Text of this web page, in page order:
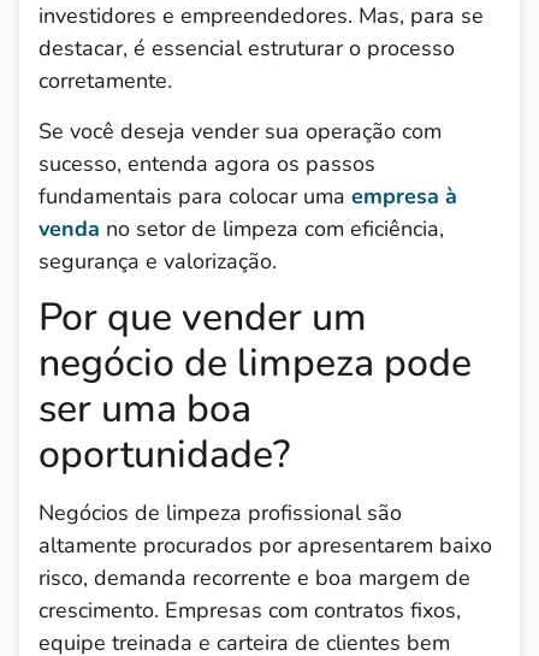
investidores e empreendedores. Mas, para se
destacar, é essencial estruturar o processo
corretamente.
Se você deseja vender sua operação com
sucesso, entenda agora os passos
fundamentais para colocar uma empresa à
venda no setor de limpeza com eficiência,
segurança e valorização.
Por que vender um
negócio de limpeza pode
ser uma boa
oportunidade?
Negócios de limpeza profissional são
altamente procurados por apresentarem baixo
risco, demanda recorrente e boa margem de
crescimento. Empresas com contratos fixos,
equipe treinada e carteira de clientes bem